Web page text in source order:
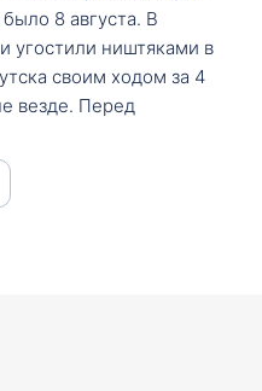
8 августа. В
угостили ништяками в
своим ходом за 4
везде. Перед